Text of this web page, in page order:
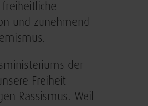
und zunehmend
der
Freiheit
Rassismus. Weil